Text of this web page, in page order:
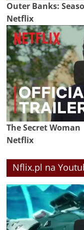
Outer Banks:
Netflix
The Secret
Netflix
Nflix.pl na